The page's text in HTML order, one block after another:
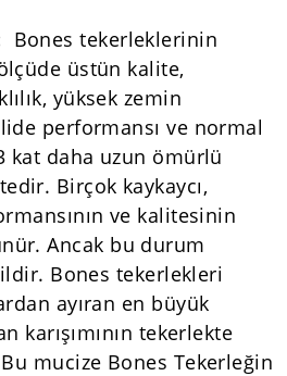
Bones tekerleklerinin
üstün kalite,
yüksek zemin
performansı ve normal
kat daha uzun ömürlü
Birçok kaykaycı,
ve kalitesinin
Ancak bu durum
Bones tekerlekleri
ayıran en büyük
karışımının tekerlekte
mucize Bones Tekerleğin